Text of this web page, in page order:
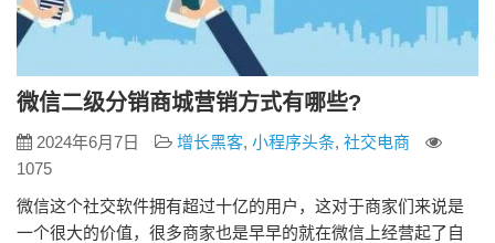
微信二级分销商城营销方式有哪些?
2024年6月7日 增长黑客, 小程序头条, 社交电商
1075
微信这个社交软件拥有超过十亿的用户，这对于商家们来说是
一个很大的价值，很多商家也是早早的就在微信上经营起了自